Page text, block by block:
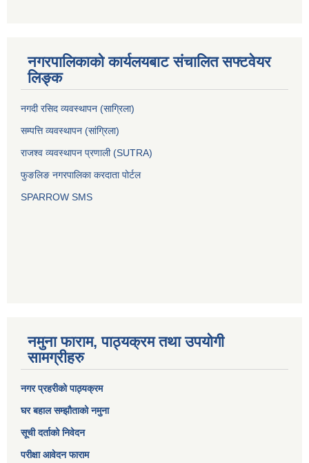
नगरपालिकाको कार्यलयबाट संचालित सफ्टवेयर
लिङ्क
नगदी रसिद व्यवस्थापन (साग्रिला)
सम्पत्ति व्यवस्थापन (सांग्रिला)
राजश्व व्यवस्थापन प्रणाली (SUTRA)
फुङलिङ नगरपालिका करदाता पोर्टल
SPARROW SMS
नमुना फाराम, पाठ्यक्रम तथा उपयोगी
सामग्रीहरु
नगर प्रहरीको पाठ्यक्रम
घर बहाल सम्झौताको नमुना
सूची दर्ताको निवेदन
परीक्षा आवेदन फाराम